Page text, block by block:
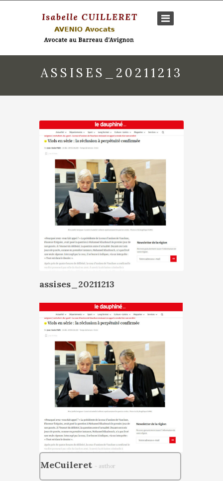
ASSISES_20211213
assises_20211213
MeCuileret - author